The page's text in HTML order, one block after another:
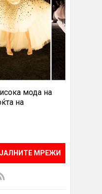
мода на
на
МРЕЖИ